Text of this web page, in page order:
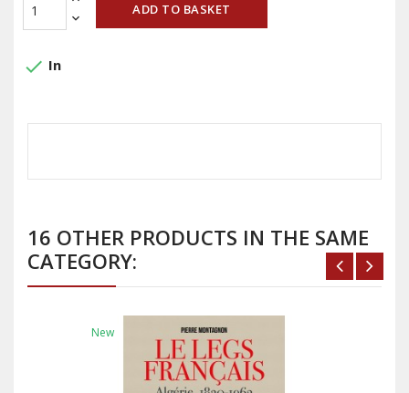
ADD TO BASKET
done In
16 OTHER PRODUCTS IN THE SAME
CATEGORY:
New